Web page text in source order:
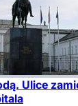
Ulice